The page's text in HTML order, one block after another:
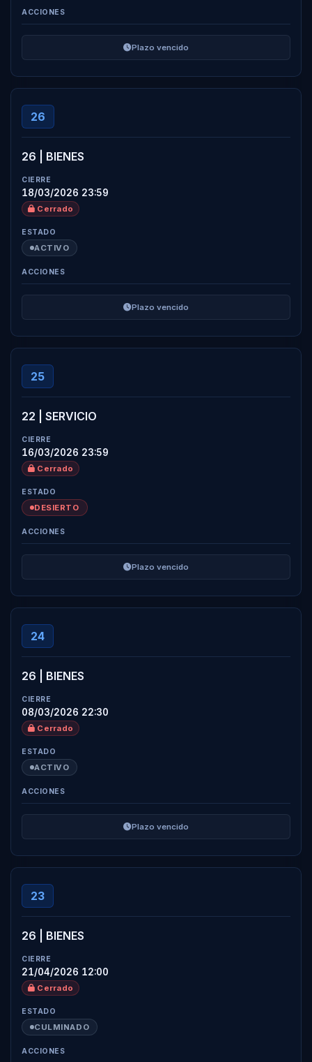
Plazo vencido
26
26 | BIENES
18/03/2026 23:59
Cerrado
ACTIVO
Plazo vencido
25
22 | SERVICIO
16/03/2026 23:59
Cerrado
DESIERTO
Plazo vencido
24
26 | BIENES
08/03/2026 22:30
Cerrado
ACTIVO
Plazo vencido
23
26 | BIENES
21/04/2026 12:00
Cerrado
CULMINADO